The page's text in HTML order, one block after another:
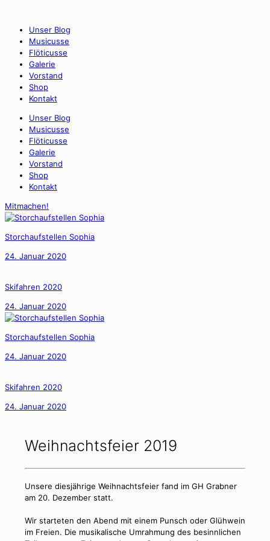
Unser Blog
Musicusse
Flöticusse
Galerie
Vorstand
Shop
Kontakt
Unser Blog
Musicusse
Flöticusse
Galerie
Vorstand
Shop
Kontakt
Mitmachen!
Storchaufstellen Sophia
24. Januar 2020
Skifahren 2020
24. Januar 2020
Storchaufstellen Sophia
24. Januar 2020
Skifahren 2020
24. Januar 2020
Weihnachtsfeier 2019
Unsere diesjährige Weihnachtsfeier fand im GH Grabner
am 20. Dezember statt.
Wir starteten den Abend mit einem Punsch oder Glühwein
im Freien. Die musikalische Umrahmung des besinnlichen